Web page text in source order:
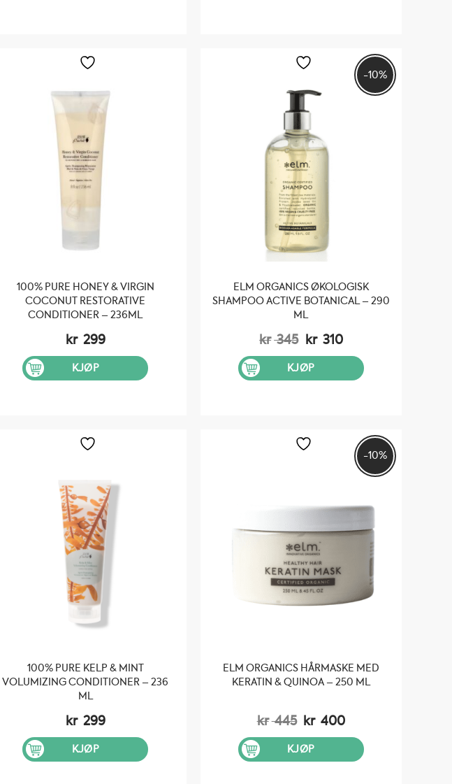
100% PURE HONEY & VIRGIN
COCONUT RESTORATIVE
CONDITIONER – 236ML
kr 299
KJØP
-10%
ELM ORGANICS ØKOLOGISK
SHAMPOO ACTIVE BOTANICAL – 290
ML
kr345 Opprinnelig
pris
var:
kr 345.
kr 310Nåværende
pris
kr 310.
KJØP
100% PURE KELP & MINT
VOLUMIZING CONDITIONER – 236
ML
kr 299
KJØP
-10%
ELM ORGANICS HÅRMASKE MED
KERATIN & QUINOA – 250 ML
kr445 Opprinnelig
var:
kr 445.
kr 400Nåværende
er:
kr 400.
KJØP